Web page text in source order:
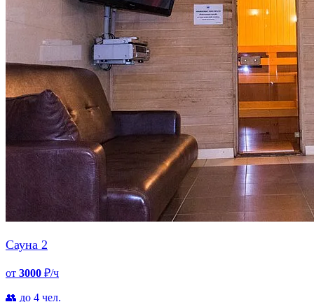
Сауна 2
от 3000 ₽/ч
👥 до 4 чел.